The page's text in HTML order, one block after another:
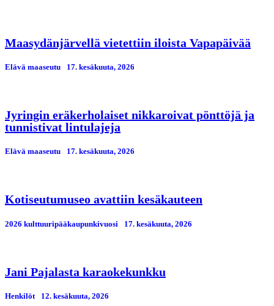
Maasydänjärvellä vietettiin iloista Vapapäivää
Elävä maaseutu 17. kesäkuuta, 2026
Jyringin eräkerholaiset nikkaroivat pönttöjä ja
tunnistivat lintulajeja
Elävä maaseutu 17. kesäkuuta, 2026
Kotiseutumuseo avattiin kesäkauteen
2026 kulttuuripääkaupunkivuosi 17. kesäkuuta, 2026
Jani Pajalasta karaokekunkku
Henkilöt 12. kesäkuuta, 2026